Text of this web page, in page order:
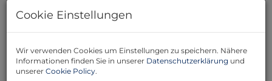
Filter zurücksetzen
29 30 31 32 33
Cookie Einstellungen
Wir verwenden Cookies um Einstellungen zu speichern. Nähere
Informationen finden Sie in unserer Datenschutzerklärung und
unserer Cookie Policy.